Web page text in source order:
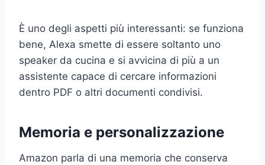
È uno degli aspetti più interessanti: se funziona
bene, Alexa smette di essere soltanto uno
speaker da cucina e si avvicina di più a un
assistente capace di cercare informazioni
dentro PDF o altri documenti condivisi.
Memoria e personalizzazione
Amazon parla di una memoria che conserva